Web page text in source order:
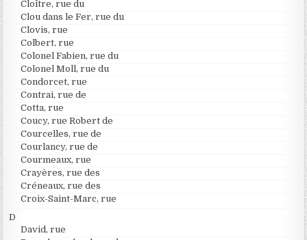
Cloître, rue du
Clou dans le Fer, rue du
Clovis, rue
Colbert, rue
Colonel Fabien, rue du
Colonel Moll, rue du
Condorcet, rue
Contrai, rue de
Cotta, rue
Coucy, rue Robert de
Courcelles, rue de
Courlancy, rue de
Courmeaux, rue
Crayères, rue des
Créneaux, rue des
Croix-Saint-Marc, rue
D
David, rue